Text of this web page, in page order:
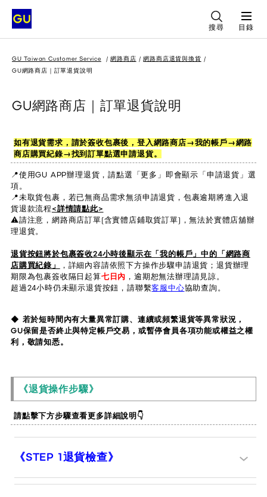
搜尋 目錄
GU Taiwan Customer Service 網路商店
網路商店退貨與換貨
GU網路商店｜訂單退貨說明
GU網路商店｜訂單退貨說明
如有退貨需求，請於簽收包裹後，登入網路商店→我的帳戶→網路
商店購買紀錄→找到訂單點選申請退貨。
📍使用GU APP辦理退貨，請點選「更多」即會顯示「申請退貨」選
項。
📍未取貨包裹，若已無商品需求無須申請退貨，包裹逾期將進入退
貨退款流程 <詳情請點此>
⚠️請注意，網路商店訂單(含實體店鋪取貨訂單)，無法於實體店舖辦
理退貨。
退貨按鈕將於包裹簽收24小時後顯示在「我的帳戶」中的「網路商
店購買紀錄」
，詳細內容請依照下方操作步驟申請退貨；退貨辦理
期限為包裹簽收隔日起算七日內 ，逾期恕無法辦理請見諒。
超過24小時仍未顯示退貨按鈕，請聯繫客服中心協助查詢。
◆ 若於短時間內有大量異常訂購、連續或頻繁退貨等異常狀況，
GU保留是否終止與特定帳戶交易，或暫停會員各項功能或權益之權
利，敬請知悉。
《退貨操作步驟》
請點擊下方步驟查看更多詳細說明👇
《STEP 1退貨檢查》